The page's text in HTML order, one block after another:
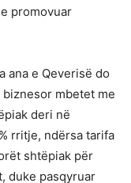
promovuar
ana e Qeverisë do
mbetet me
deri në
rritje, ndërsa tarifa
shtëpiak për
duke pasqyruar